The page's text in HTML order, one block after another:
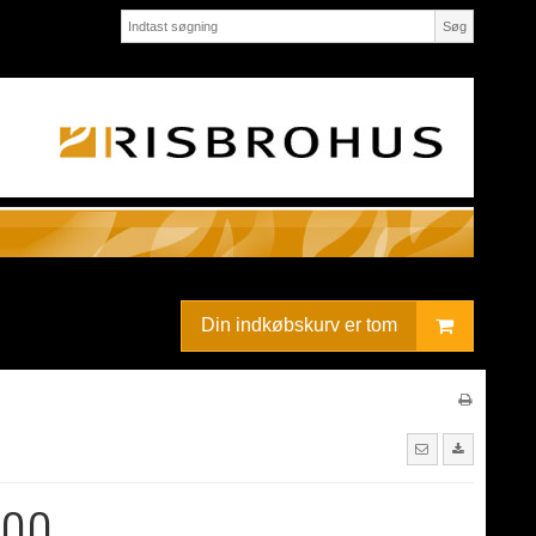
Søg
Din indkøbskurv er tom